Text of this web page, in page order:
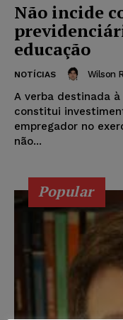
Não incide
educação
NOTÍCIAS Wilson
A verba destinada
constitui
empregador no
não...
Popular